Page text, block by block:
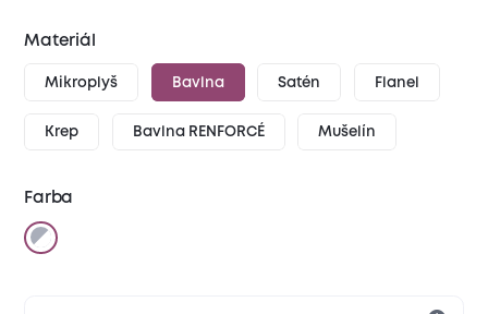
Materiál
Mikroplyš Bavlna Satén Flanel
Krep Bavlna RENFORCÉ Mušelín
Farba